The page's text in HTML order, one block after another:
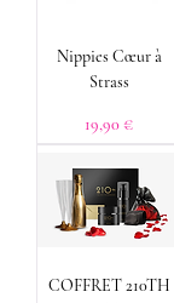
Nippies Cœur à
Strass
Prix
19,90 €
COFFRET 210TH